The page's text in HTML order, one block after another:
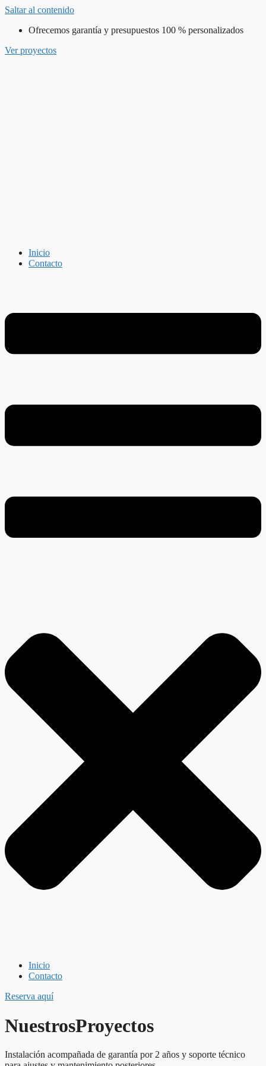
Saltar al contenido
Ofrecemos garantía y presupuestos 100 % personalizados
Ver proyectos
Inicio
Contacto
Inicio
Contacto
Reserva aquí
NuestrosProyectos
Instalación acompañada de garantía por 2 años y soporte técnico